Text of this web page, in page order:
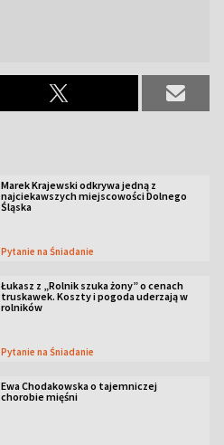
Marek Krajewski odkrywa jedną z
najciekawszych miejscowości Dolnego
Śląska
Pytanie na Śniadanie
Łukasz z „Rolnik szuka żony” o cenach
truskawek. Koszty i pogoda uderzają w
rolników
Pytanie na Śniadanie
Ewa Chodakowska o tajemniczej
chorobie mięśni